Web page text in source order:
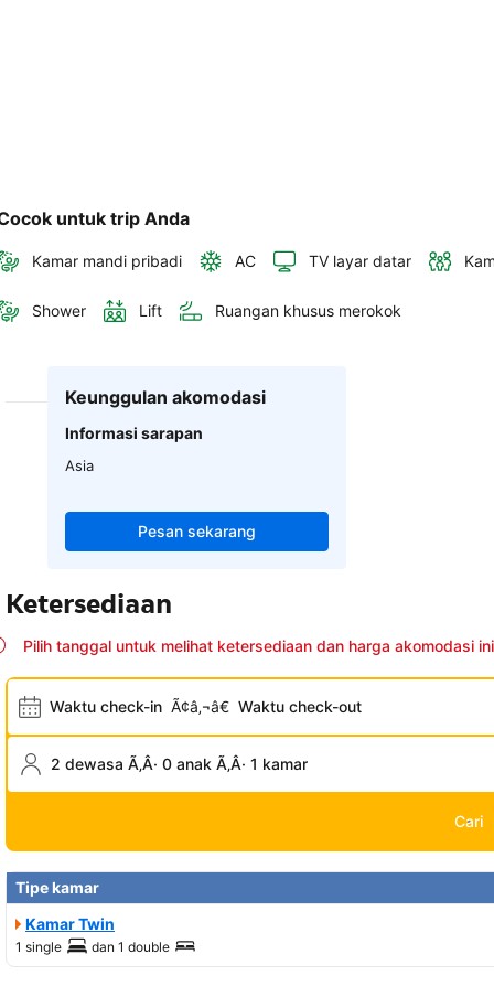
untuk trip Anda
Kamar mandi pribadi AC TV layar datar
Shower Lift Ruangan khusus merokok
Keunggulan akomodasi
Informasi sarapan
Asia
Pesan sekarang
Ketersediaan
Pilih tanggal untuk melihat ketersediaan dan harga akomodasi ini
Waktu check-in Ã¢â‚¬â€ Waktu check-out
2 dewasa Ã‚Â· 0 anak Ã‚Â· 1 kamar
Cari
Tipe kamar
Kamar Twin
1 single dan 1 double